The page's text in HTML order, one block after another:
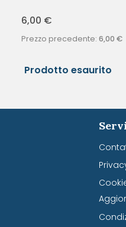
6,00 €
Prezzo precedente: 6,00 €
Prodotto esaurito